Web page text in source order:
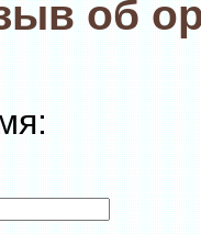
об